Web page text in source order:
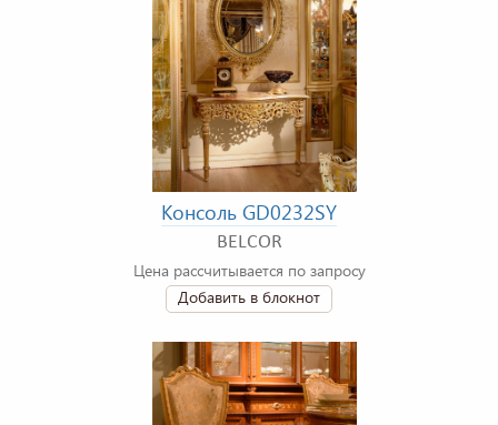
Консоль GD0232SY
BELCOR
Цена рассчитывается по запросу
Добавить в блокнот